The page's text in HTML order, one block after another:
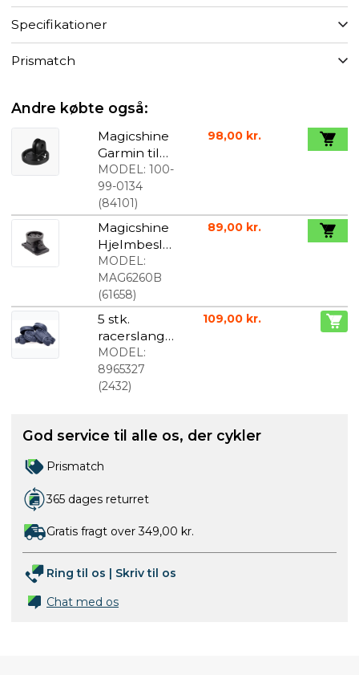
Specifikationer
Prismatch
Andre købte også:
Magicshine
Garmin til
Gropro
Mount
Adaptor
MODEL: 100-
99-0134
(84101)
98,00 kr.
Magicshine
Hjelmbesla
g med
Garmin
mount
MODEL:
MAG6260B
(61658)
89,00 kr.
5 stk.
racerslange
r 700x23-
25C 42, 48
og 60 mm
MODEL:
8965327
(2432)
109,00 kr.
God service til alle os, der cykler
Prismatch
365 dages returret
Gratis fragt over 349,00 kr.
Ring til os | Skriv til os
Chat med os